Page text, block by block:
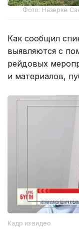
Фото: Назерке
Как сообщил
выявляются с
рейдовых
и материалов,
Кадр из видео